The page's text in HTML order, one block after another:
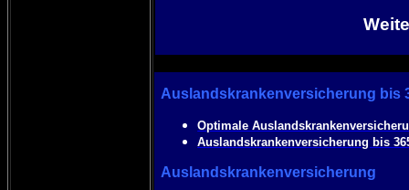
Auslandskrankenversicherung bis
Optimale
Auslandskrankenversicherung bis
Auslandskrankenversicherung